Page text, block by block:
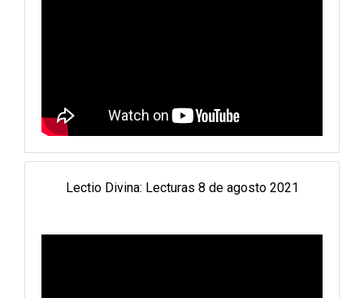
Lectio Divina: Lecturas 8 de agosto 2021